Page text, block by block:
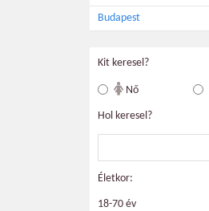
Budapest
Kit keresel?
Nő
Hol keresel?
Életkor:
18-70 év